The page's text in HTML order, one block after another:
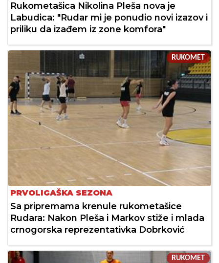
Rukometašica Nikolina Pleša nova je
Labudica: "Rudar mi je ponudio novi izazov i
priliku da izađem iz zone komfora"
RUKOMET
PRVOLIGAŠKA SEZONA
Sa pripremama krenule rukometašice
Rudara: Nakon Pleša i Markov stiže i mlada
crnogorska reprezentativka Dobrković
RUKOMET